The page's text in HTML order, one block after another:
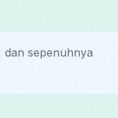
dan sepenuhnya